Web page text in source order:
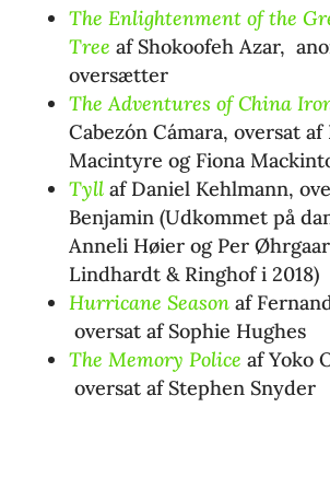
The Enlightenment of the
Tree af Shokoofeh Azar,
oversætter
The Adventures of China
Cabezón Cámara, oversat af
Macintyre og Fiona
Tyll af Daniel Kehlmann,
Benjamin (Udkommet på
Anneli Høier og Per
Lindhardt & Ringhof i 2018)
Hurricane Seasonaf
oversat af Sophie Hughes
The Memory Police af Yoko
oversat af Stephen Snyder